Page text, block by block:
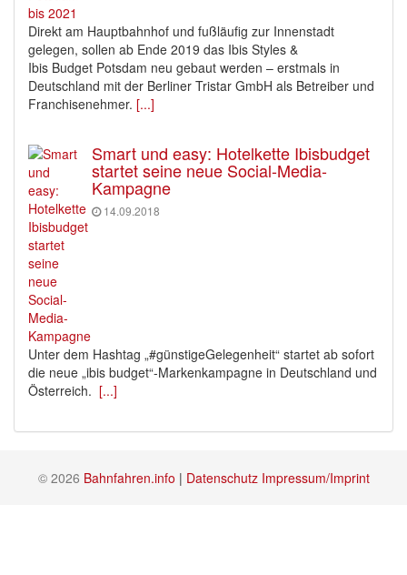
Direkt am Hauptbahnhof und fußläufig zur Innenstadt
gelegen, sollen ab Ende 2019 das Ibis Styles &
Ibis Budget Potsdam neu gebaut werden – erstmals in
Deutschland mit der Berliner Tristar GmbH als Betreiber und
Franchisenehmer. [...]
Smart und easy: Hotelkette Ibisbudget
startet seine neue Social-Media-
Kampagne
14.09.2018
Unter dem Hashtag „#günstigeGelegenheit“ startet ab sofort
die neue „ibis budget“-Markenkampagne in Deutschland und
Österreich. [...]
© 2026 Bahnfahren.info | Datenschutz Impressum/Imprint